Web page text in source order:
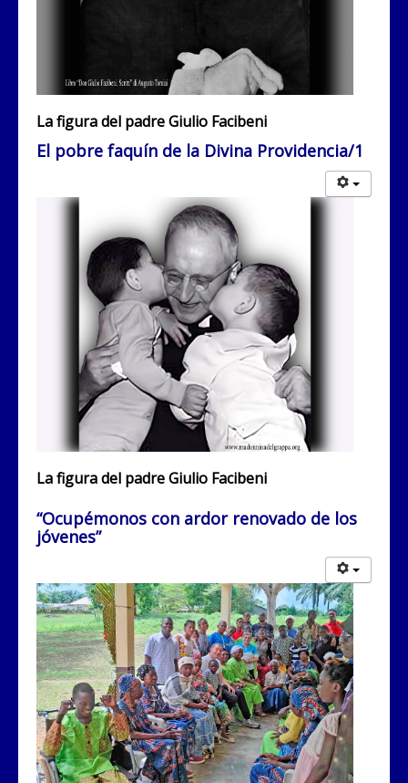
La figura del padre Giulio Facibeni
El pobre faquín de la Divina Providencia/1
La figura del padre Giulio Facibeni
“Ocupémonos con ardor renovado de los
jóvenes”